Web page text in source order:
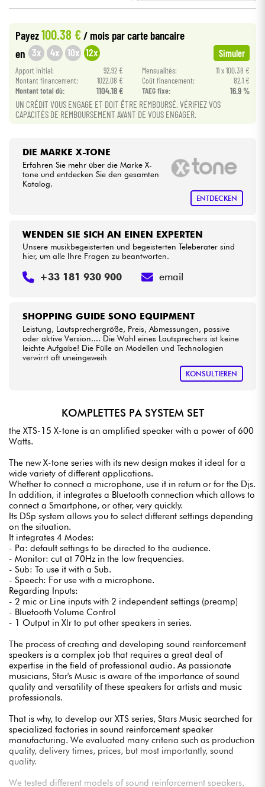
HiFi
Bundle
Sehen Sie sich unsere Marken an
• BRUXELLES
Star'SMusic
Payez100.38 € / mois par carte bancaire
en 3x 4x 10x 12x Simuler
Apport initial: 92.92 € Mensualités:
11 x 100.38 €
Montant financement:
1022.08 € Coût financement:
82.1 €
Montant total dù:
1104.18 € TAEG fixe: 16.9 %
UN CRÉDIT VOUS ENGAGE ET DOIT ÊTRE REMBOURSÉ. VÉRIFIEZ VOS
CAPACITÉS DE REMBOURSEMENT AVANT DE VOUS ENGAGER.
DIE MARKE X-TONE
Erfahren Sie mehr über die Marke X-
tone und entdecken Sie den gesamten
Katalog.
ENTDECKEN
SHOPPING GUIDE SONO EQUIPMENT
Leistung, Lautsprechergröße, Preis, Abmessungen, passive
oder aktive Version.... Die Wahl eines Lautsprechers ist keine
leichte Aufgabe! Die Fülle an Modellen und Technologien
verwirrt oft uneingeweih
KONSULTIEREN
WENDEN SIE SICH AN EINEN EXPERTEN
Unsere musikbegeisterten und begeisterten Teleberater sind
hier, um alle Ihre Fragen zu beantworten.
+33 181 930 900 email
KOMPLETTES PA SYSTEM SET
the XTS-15 X-tone is an amplified speaker with a power of 600
Watts.
The new X-tone series with its new design makes it ideal for a
wide variety of different applications.
Whether to connect a microphone, use it in return or for the Djs.
In addition, it integrates a Bluetooth connection which allows to
connect a Smartphone, or other, very quickly.
Its DSp system allows you to select different settings depending
on the situation.
It integrates 4 Modes:
- Pa: default settings to be directed to the audience.
- Monitor: cut at 70Hz in the low frequencies.
- Sub: To use it with a Sub.
- Speech: For use with a microphone.
Regarding Inputs:
- 2 mic or Line inputs with 2 independent settings (preamp)
- Bluetooth Volume Control
- 1 Output in Xlr to put other speakers in series.
The process of creating and developing sound reinforcement
speakers is a complex job that requires a great deal of
expertise in the field of professional audio. As passionate
musicians, Star's Music is aware of the importance of sound
quality and versatility of these speakers for artists and music
professionals.
That is why, to develop our XTS series, Stars Music searched for
specialized factories in sound reinforcement speaker
manufacturing. We evaluated many criteria such as production
quality, delivery times, prices, but most importantly, sound
quality.
We tested different models of sound reinforcement speakers,